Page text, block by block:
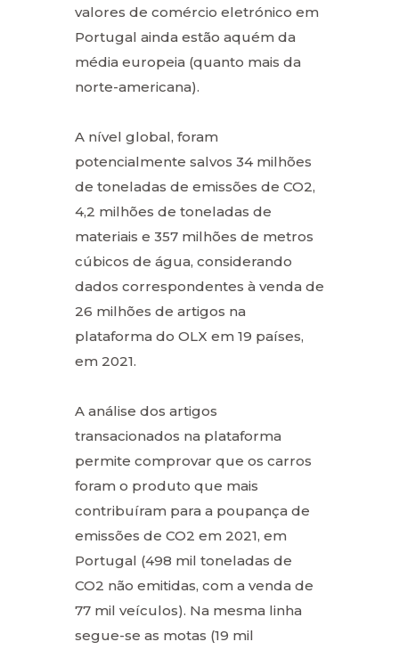
valores de comércio eletrónico em
Portugal ainda estão aquém da
média europeia (quanto mais da
norte-americana).
A nível global, foram
potencialmente salvos 34 milhões
de toneladas de emissões de CO2,
4,2 milhões de toneladas de
materiais e 357 milhões de metros
cúbicos de água, considerando
dados correspondentes à venda de
26 milhões de artigos na
plataforma do OLX em 19 países,
em 2021.
A análise dos artigos
transacionados na plataforma
permite comprovar que os carros
foram o produto que mais
contribuíram para a poupança de
emissões de CO2 em 2021, em
Portugal (498 mil toneladas de
CO2 não emitidas, com a venda de
77 mil veículos). Na mesma linha
segue-se as motas (19 mil